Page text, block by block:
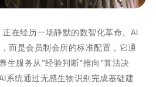
在经历一场静默的数智化革命。AI
而是会员制会所的标准配置，它通
生服务从"经验判断"推向"算法决
系统通过无感生物识别完成基础建